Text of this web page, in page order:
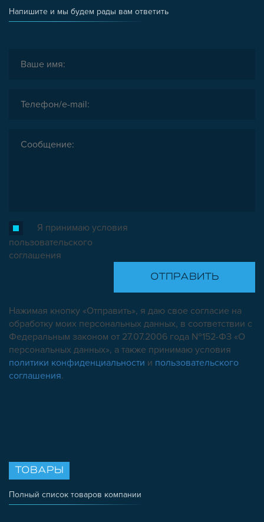
Напишите и мы будем рады вам ответить
Я принимаю условия
пользовательского
соглашения
Нажимая кнопку «Отправить», я даю свое согласие на
обработку моих персональных данных, в соответствии с
Федеральным законом от 27.07.2006 года №152-ФЗ «О
персональных данных», а также принимаю условия
политики конфиденциальности и пользовательского
соглашения.
ТОВАРЫ
Полный список товаров компании